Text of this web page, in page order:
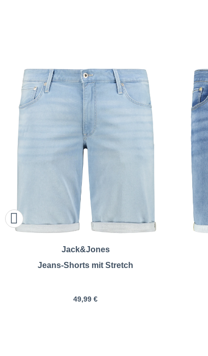
Jack&Jones
Jeans-Shorts mit Stretch
49,99 €